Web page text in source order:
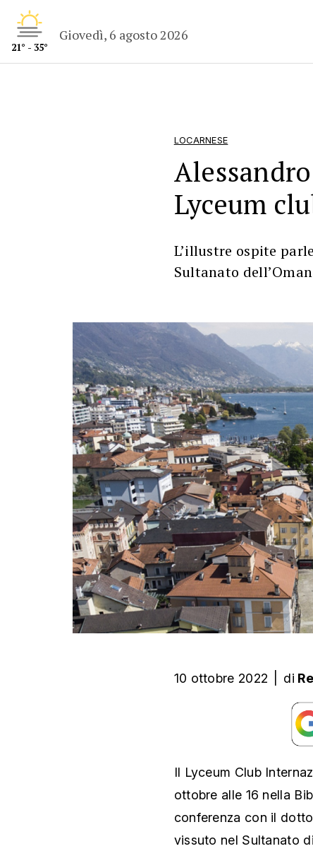
21° - 35°
Giovedì, 6 agosto 2026
LOCARNESE
Lyceum
L’illustre ospite
Sultanato dell’Oman
10 ottobre 2022 di
Il Lyceum Club
ottobre alle 16 nella
conferenza con il
vissuto nel Sultanato